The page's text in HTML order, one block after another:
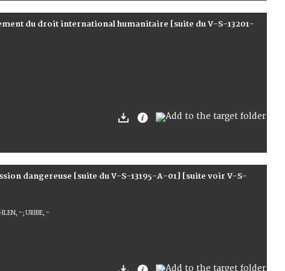
du droit international humanitaire [suite du V-S-13201-
dangereuse [suite du V-S-13195-A-01] [suite voir V-S-
-; URIBE, -